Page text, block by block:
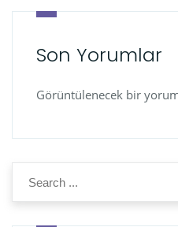
Son Yorumlar
Görüntülenecek bir